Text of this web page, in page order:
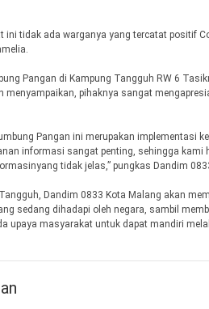
ini tidak ada warganya yang tercatat positif
Pangan di Kampung Tangguh RW 6
menyampaikan, pihaknya sangat
Pangan ini merupakan implementasi
informasi sangat penting, sehingga kami
tidak jelas,” pungkas Dandim
Dandim 0833 Kota Malang akan
sedang dihadapi oleh negara, sambil
upaya masyarakat untuk dapat mandiri